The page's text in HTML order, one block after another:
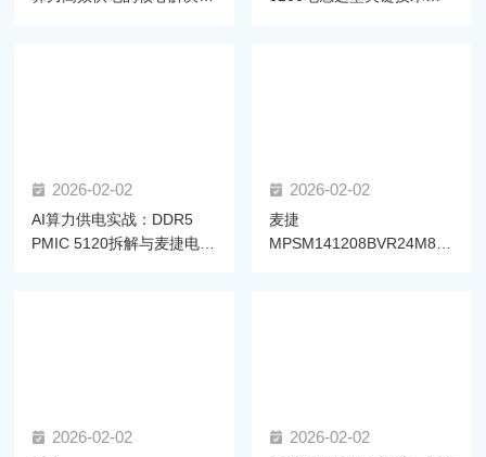
2026-02-02
AI算力供电实战：DDR5
PMIC 5120拆解与麦捷电感
2026-02-02
麦捷
MPSM141208BVR24M86-
2026-02-02
2026-02-02